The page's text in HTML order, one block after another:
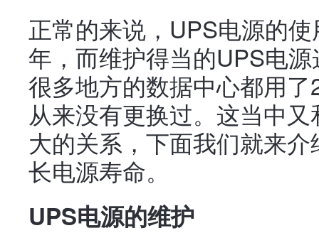
正常的来说，UPS电源的
年，而维护得当的UPS电
很多地方的数据中心都用
从来没有更换过。这当中
大的关系，下面我们就来
长电源寿命。
UPS电源的维护